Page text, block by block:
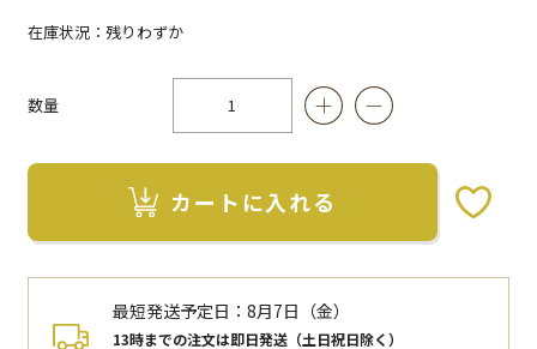
在庫状況：残りわずか
数量
カートに入れる
最短発送予定日：8月7日（金）
13時までの注文は即日発送（土日祝日除く）